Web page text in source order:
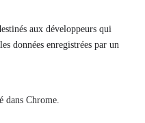
aux développeurs qui
données enregistrées par un
dans Chrome.